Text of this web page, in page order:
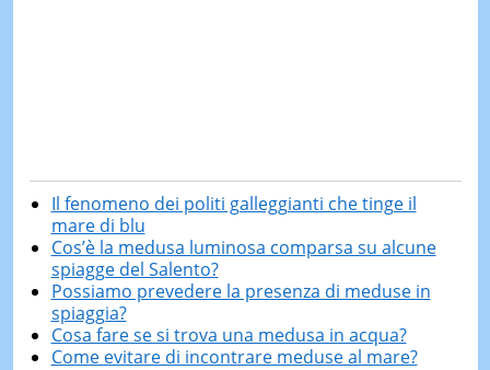
Il fenomeno dei politi galleggianti che tinge il
mare di blu
Cos’è la medusa luminosa comparsa su alcune
spiagge del Salento?
Possiamo prevedere la presenza di meduse in
spiaggia?
Cosa fare se si trova una medusa in acqua?
Come evitare di incontrare meduse al mare?